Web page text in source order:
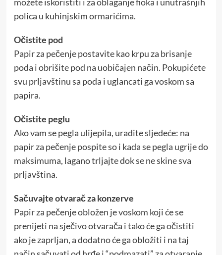
polica u kuhinjskim ormarićima.
Očistite pod
Papir za pečenje postavite kao krpu za brisanje
poda i obrišite pod na uobičajen način. Pokupićete
svu prljavštinu sa poda i uglancati ga voskom sa
papira.
Očistite peglu
Ako vam se pegla ulijepila, uradite sljedeće: na
papir za pečenje pospite so i kada se pegla ugrije do
maksimuma, lagano trljajte dok se ne skine sva
prljavština.
Sačuvajte otvarač za konzerve
Papir za pečenje obložen je voskom koji će se
prenijeti na sječivo otvarača i tako će ga očistiti
ako je zaprljan, a dodatno će ga obložiti i na taj